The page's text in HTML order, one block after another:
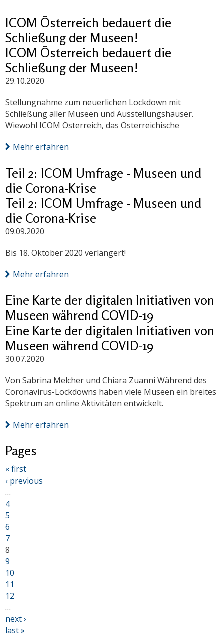
ICOM Österreich bedauert die
Schließung der Museen!
ICOM Österreich bedauert die
Schließung der Museen!
29.10.2020
Stellungnahme zum neuerlichen Lockdown mit
Schließung aller Museen und Ausstellungshäuser.
Wiewohl ICOM Österreich, das Österreichische
Mehr erfahren
Teil 2: ICOM Umfrage - Museen und
die Corona-Krise
Teil 2: ICOM Umfrage - Museen und
die Corona-Krise
09.09.2020
Bis 18. Oktober 2020 verlängert!
Mehr erfahren
Eine Karte der digitalen Initiativen von
Museen während COVID-19
Eine Karte der digitalen Initiativen von
Museen während COVID-19
30.07.2020
Von Sabrina Melcher und Chiara Zuanni Während des
Coronavirus-Lockdowns haben viele Museen ein breites
Spektrum an online Aktivitäten entwickelt.
Mehr erfahren
Pages
« first
‹ previous
…
4
5
6
7
8
9
10
11
12
…
next ›
last »